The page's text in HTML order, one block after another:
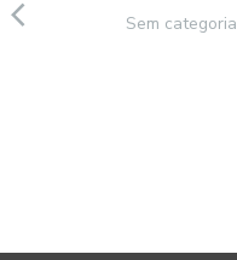
Sem categoria